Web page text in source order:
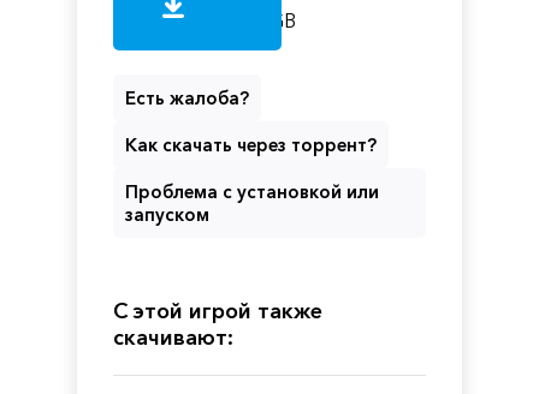
GB
Есть жалоба?
Как скачать через торрент?
Проблема с установкой или
запуском
С этой игрой также
скачивают: